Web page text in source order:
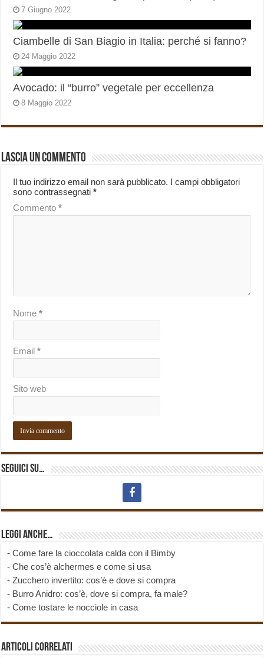
7 Giugno 2022
Ciambelle di San Biagio in Italia: perché si fanno?
24 Maggio 2022
Avocado: il “burro” vegetale per eccellenza
8 Maggio 2022
Lascia un commento
Il tuo indirizzo email non sarà pubblicato. I campi obbligatori
sono contrassegnati*
Commento*
Nome*
Email*
Sito web
Seguici su…
Leggi anche…
-Come fare la cioccolata calda con il Bimby
-Che cos’è alchermes e come si usa
-Zucchero invertito: cos’è e dove si compra
- Burro Anidro: cos’è, dove si compra, fa male?
-Come tostare le nocciole in casa
Articoli correlati